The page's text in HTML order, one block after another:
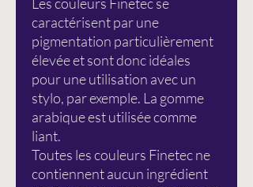
caractérisent par une
pigmentation particulièrement
élevée et sont donc idéales
pour une utilisation avec un
stylo, par exemple. La gomme
arabique est utilisée comme
liant.
Toutes les couleurs Finetec ne
contiennent aucun ingrédient